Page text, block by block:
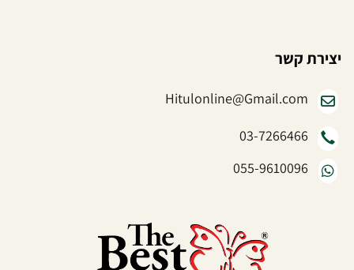
יצירת קשר
Hitulonline@Gmail.com
03-7266466
055-9610096